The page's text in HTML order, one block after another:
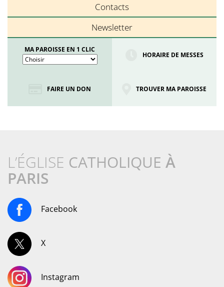
Contacts
Newsletter
MA PAROISSE EN 1 CLIC
HORAIRE DE MESSES
FAIRE UN DON TROUVER MA PAROISSE
L’ÉGLISE CATHOLIQUE À
PARIS
Facebook
X
Instagram